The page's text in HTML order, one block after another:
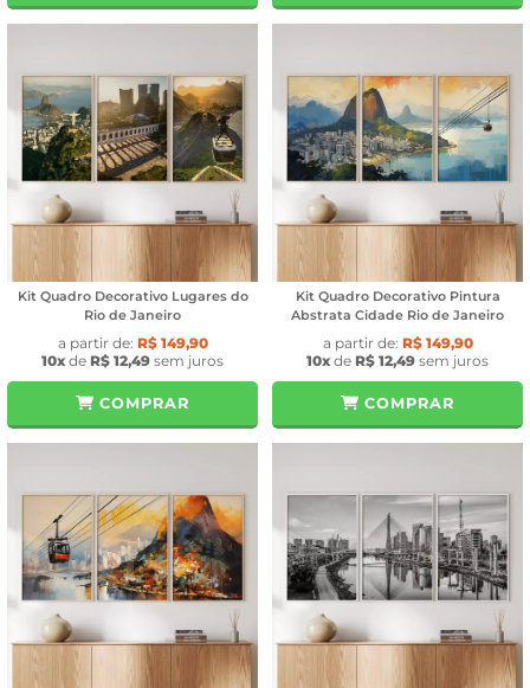
Kit Quadro Decorativo Lugares do
Rio de Janeiro
a partir de: R$ 149,90
10x de R$ 12,49 sem juros
COMPRAR
Kit Quadro Decorativo Pintura
Abstrata Cidade Rio de Janeiro
a partir de: R$ 149,90
10x de R$ 12,49 sem juros
COMPRAR